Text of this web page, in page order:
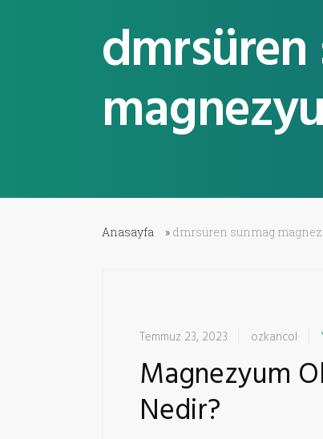
Anasayfa » dmrsüren sunmag
Temmuz 23, 2023 ozkancol
Magnezyum
Nedir?